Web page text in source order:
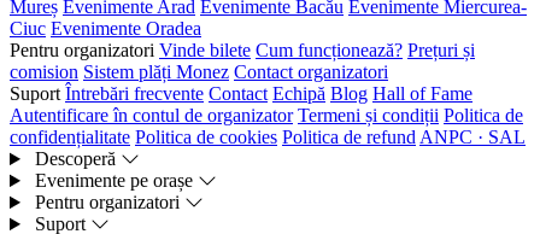
Mureș Evenimente Arad Evenimente Bacău Evenimente Miercurea-
Ciuc Evenimente Oradea
Pentru organizatori Vinde bilete Cum funcționează? Prețuri și
comision Sistem plăți Monez Contact organizatori
Suport Întrebări frecvente Contact Echipă Blog Hall of Fame
Autentificare în contul de organizator Termeni și condiții Politica de
confidențialitate Politica de cookies Politica de refund ANPC · SAL
Descoperă
Evenimente pe orașe
Pentru organizatori
Suport